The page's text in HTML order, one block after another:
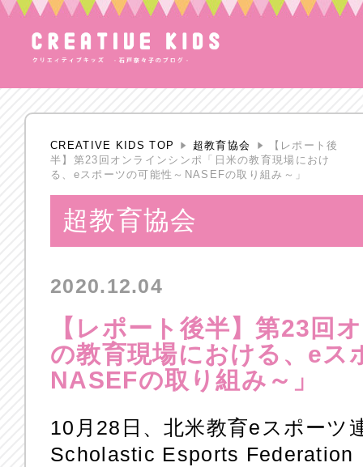
CREATIVE KIDS TOP 超教育協会
【レポート後
半】第23回オンラインシンポ「日米の教育現場におけ
る、eスポーツの可能性～NASEFの取り組み～」
超教育協会
2020.12.04
【レポート後半】第23回
の教育現場における、eス
NASEFの取り組み～」
10月28日、北米教育eスポーツ
Scholastic Esports Federation